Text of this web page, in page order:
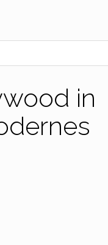
in